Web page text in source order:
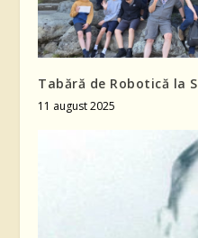
Tabără de Robotică la
11 august 2025